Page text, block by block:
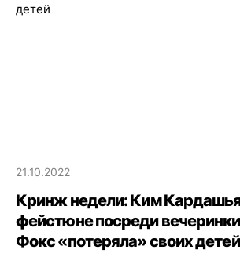
21.10.2022
Кринж недели: Ким
фейстюне посреди
Фокс «потеряла» своих детей